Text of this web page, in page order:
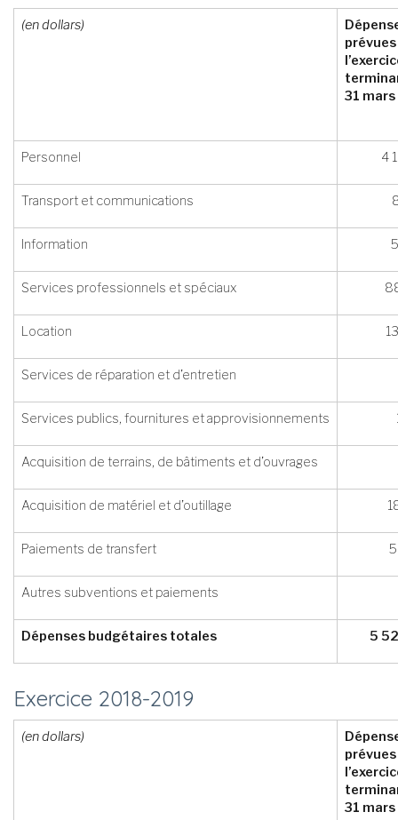
(en dollars)
31
Personnel 4
Transport et communications
Information
Services professionnels et spéciaux
Location
Services de réparation et d’entretien
Services publics, fournitures et approvisionnements
Acquisition de terrains, de bâtiments et d’ouvrages
Acquisition de matériel et d’outillage
Paiements de transfert
Autres subventions et paiements
Dépenses budgétaires totales 5
Exercice 2018-2019
(en dollars)
31